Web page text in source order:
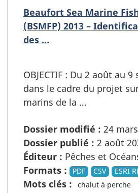
Beaufort Sea Marine
(BSMFP) 2013 –
des …
OBJECTIF : Du 2 août au
dans le cadre du projet
marins de la …
Dossier modifié : 24
Dossier publié : 2 août
Éditeur : Pêches et
Formats :
PDF CSV ESRI
Mots clés : chalut à perche